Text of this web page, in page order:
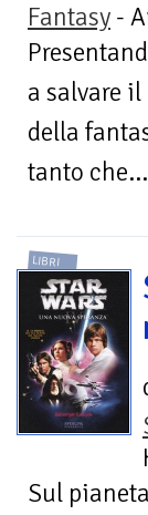
Fantasy -
a salvare
della
tanto che...
LIBRI
Sul